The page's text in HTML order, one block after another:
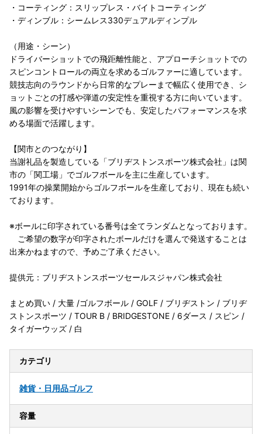
・コーティング：スリップレス・バイトコーティング
・ディンブル：シームレス330デュアルディンプル
（用途・シーン）
ドライバーショットでの飛距離性能と、アプローチショットでの
スピンコントロールの両立を求めるゴルファーに適しています。
競技志向のラウンドから日常的なプレーまで幅広く使用でき、シ
ョットごとの打感や弾道の安定性を重視する方に向いています。
風の影響を受けやすいシーンでも、安定したパフォーマンスを求
める場面で活躍します。
【関市とのつながり】
当謝礼品を製造している「ブリヂストンスポーツ株式会社」は関
市の「関工場」でゴルフボールを主に生産しています。
1991年の操業開始からゴルフボールを生産しており、現在も続い
ております。
※ボールに印字されている番号は全てランダムとなっております。
ご希望の数字が印字されたボールだけを選んで発送することは
出来かねますので、予めご了承ください。
提供元：ブリヂストンスポーツセールスジャパン株式会社
まとめ買い / 大量 /ゴルフボール / GOLF / ブリヂストン / ブリヂ
ストンスポーツ / TOUR B / BRIDGESTONE / 6ダース / スピン /
タイガーウッズ / 白
カテゴリ
雑貨・日用品ゴルフ
容量